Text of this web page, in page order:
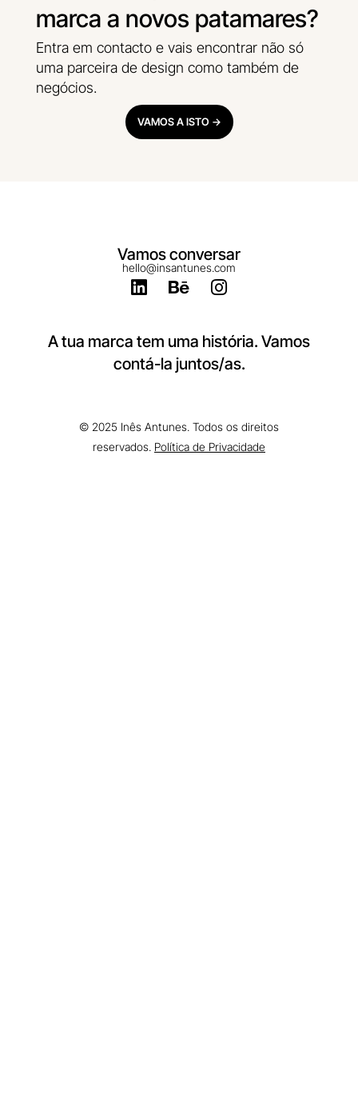
marca a novos patamares?
Entra em contacto e vais encontrar não só
uma parceira de design como também de
negócios.
VAMOS A ISTO ->
Vamos conversar
hello@insantunes.com
L
k
e
d
B
a
n
c
I
t
a
g
m
A tua marca tem uma história. Vamos
contá-la juntos/as.
© 2025 Inês Antunes. Todos os direitos
reservados. Política de Privacidade